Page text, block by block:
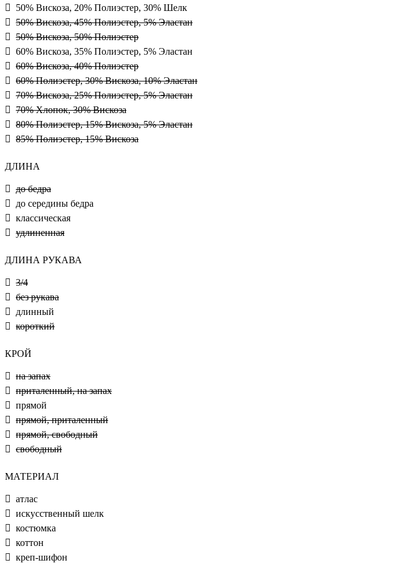
50% Вискоза, 20% Полиэстер, 30% Шелк
50% Вискоза, 45% Полиэстер, 5% Эластан
50% Вискоза, 50% Полиэстер
60% Вискоза, 35% Полиэстер, 5% Эластан
60% Вискоза, 40% Полиэстер
60% Полиэстер, 30% Вискоза, 10% Эластан
70% Вискоза, 25% Полиэстер, 5% Эластан
70% Хлопок, 30% Вискоза
80% Полиэстер, 15% Вискоза, 5% Эластан
85% Полиэстер, 15% Вискоза
ДЛИНА
до бедра
до середины бедра
классическая
удлиненная
ДЛИНА РУКАВА
3/4
без рукава
длинный
короткий
КРОЙ
на запах
приталенный, на запах
прямой
прямой, приталенный
прямой, свободный
свободный
МАТЕРИАЛ
атлас
искусственный шелк
костюмка
коттон
креп-шифон